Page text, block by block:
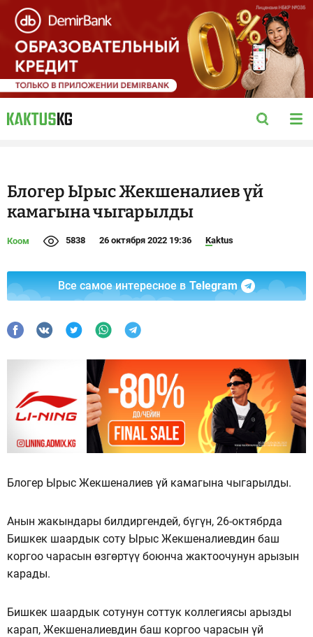
Блогер Ырыс Жекшеналиев үй
камагына чыгарылды
Коом 5838 26 октября 2022 19:36 Kaktus
Все самое интересное в Telegram
Блогер Ырыс Жекшеналиев үй камагына чыгарылды.
Анын жакындары билдиргендей, бүгүн, 26-октябрда
Бишкек шаардык соту Ырыс Жекшеналиевдин баш
коргоо чарасын өзгөртүү боюнча жактоочунун арызын
карады.
Бишкек шаардык сотунун соттук коллегиясы арызды
карап, Жекшеналиевдин баш коргоо чарасын үй